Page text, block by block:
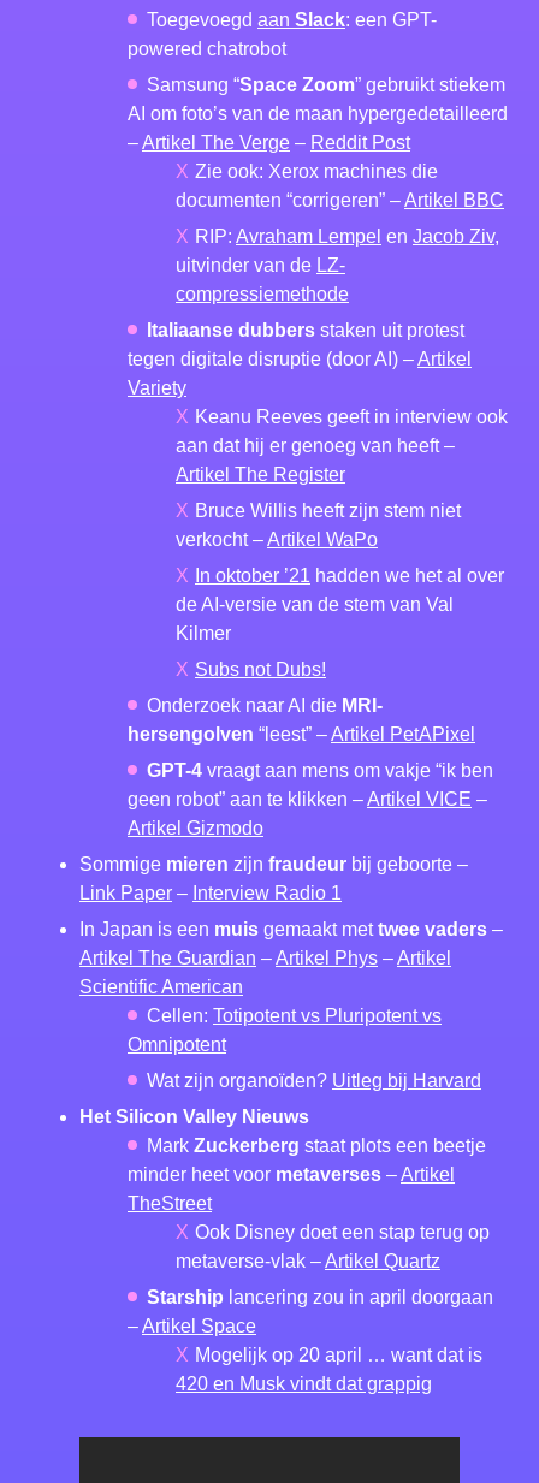
Toegevoegd aan Slack: een GPT-
powered chatrobot
Samsung “Space Zoom” gebruikt stiekem
AI om foto’s van de maan hypergedetailleerd
–Artikel The Verge – Reddit Post
Zie ook: Xerox machines die
documenten “corrigeren” –Artikel BBC
RIP: Avraham Lempel en Jacob Ziv,
uitvinder van de LZ-
compressiemethode
Italiaanse dubbers staken uit protest
tegen digitale disruptie (door AI) –Artikel
Variety
Keanu Reeves geeft in interview ook
aan dat hij er genoeg van heeft –
Artikel The Register
Bruce Willis heeft zijn stem niet
verkocht –Artikel WaPo
In oktober ’21 hadden we het al over
de AI-versie van de stem van Val
Kilmer
Subs not Dubs!
Onderzoek naar AI die MRI-
hersengolven “leest” –Artikel PetAPixel
GPT-4 vraagt aan mens om vakje “ik ben
geen robot” aan te klikken –Artikel VICE –
Artikel Gizmodo
Sommige mieren zijn fraudeur bij geboorte –
Link Paper – Interview Radio 1
In Japan is een muis gemaakt mettwee vaders –
Artikel The Guardian –Artikel Phys –Artikel
Scientific American
Cellen: Totipotent vs Pluripotent vs
Omnipotent
Wat zijn organoïden? Uitleg bij Harvard
Het Silicon Valley Nieuws
Mark Zuckerberg staat plots een beetje
minder heet voor metaverses –Artikel
TheStreet
Ook Disney doet een stap terug op
metaverse-vlak –Artikel Quartz
Starship lancering zou in april doorgaan
–Artikel Space
Mogelijk op 20 april … want dat is
420 en Musk vindt dat grappig